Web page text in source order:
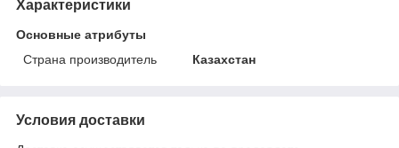
Характеристики
Основные атрибуты
Страна производитель
Казахстан
Условия доставки